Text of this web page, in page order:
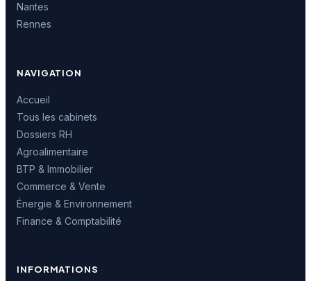
Nantes
Rennes
NAVIGATION
Accueil
Tous les cabinets
Dossiers RH
Agroalimentaire
BTP & Immobilier
Commerce & Vente
Énergie & Environnement
Finance & Comptabilité
INFORMATIONS